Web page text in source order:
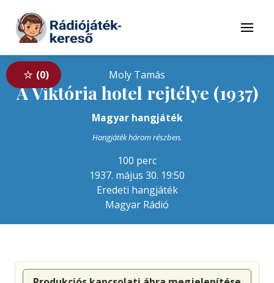
Tovább a tartalomhoz
Menü
0 Moly Tamás
A Viktória hotel rejtélye (1937)
Magyar hangjáték
Hangjáték három részben.
100 perc
1937. május 30. 19:50
Eredeti hangjáték
Magyar Rádió